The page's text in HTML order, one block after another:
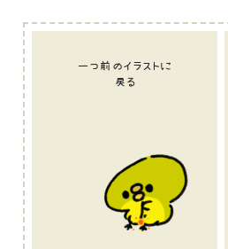
一つ前のイラストに
戻る